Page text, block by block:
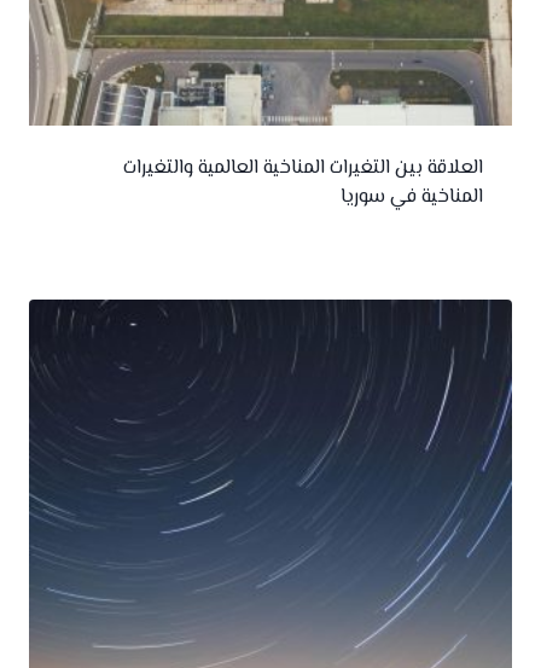
العلاقة بين التغيرات المناخية العالمية والتغيرات
المناخية في سوريا